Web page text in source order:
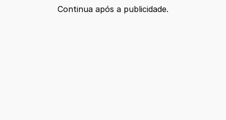
Continua após a publicidade.